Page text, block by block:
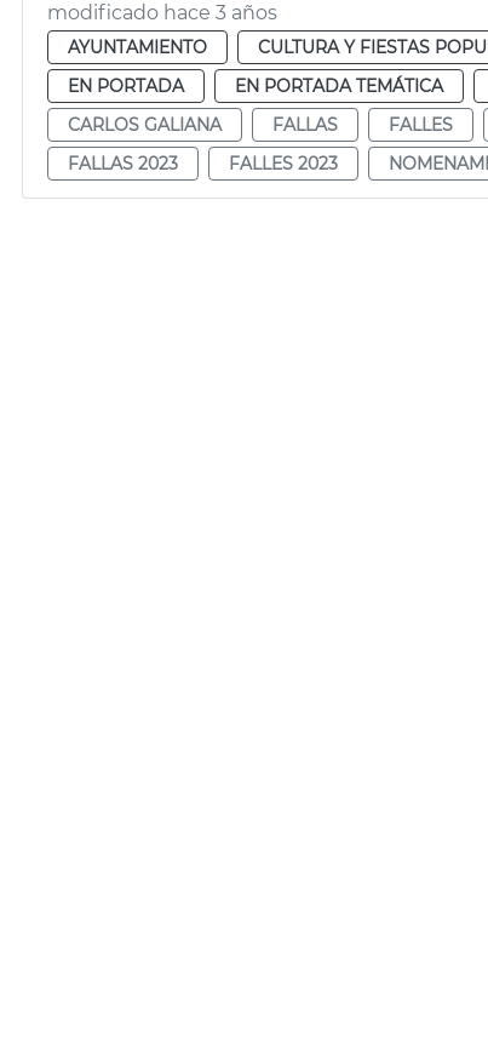
modificado hace 3 años
AYUNTAMIENTO CULTURA Y FIESTAS
EN PORTADA
EN PORTADA TEMÁTICA
CARLOS GALIANA
FALLAS FALLES
FALLAS 2023
FALLES 2023